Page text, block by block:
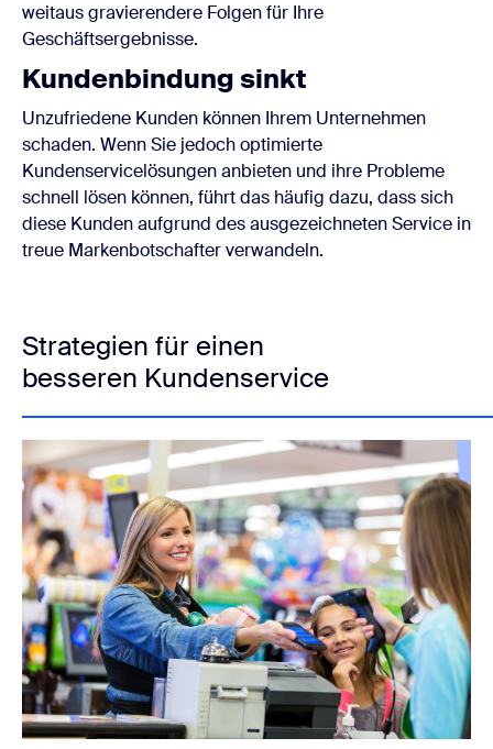
weitaus gravierendere Folgen für Ihre
Geschäftsergebnisse.
Kundenbindung sinkt
Unzufriedene Kunden können Ihrem Unternehmen
schaden. Wenn Sie jedoch optimierte
Kundenservicelösungen anbieten und ihre Probleme
schnell lösen können, führt das häufig dazu, dass sich
diese Kunden aufgrund des ausgezeichneten Service in
treue Markenbotschafter verwandeln.
Strategien für einen
besseren Kundenservice